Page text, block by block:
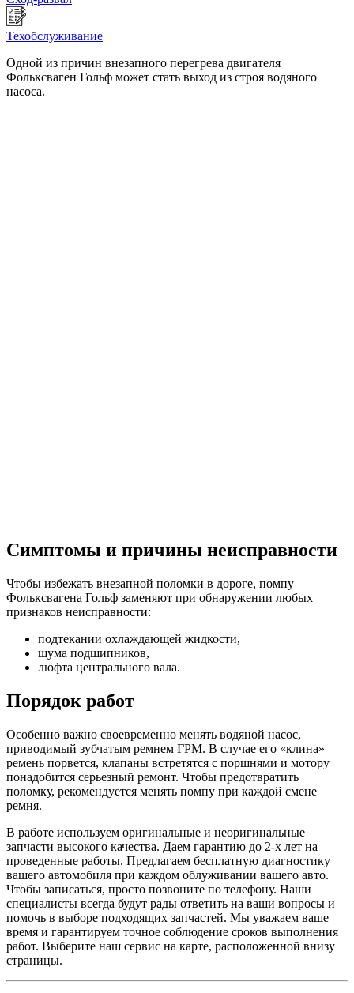
Техобслуживание
Одной из причин внезапного перегрева двигателя
Фольксваген Гольф может стать выход из строя водяного
насоса.
Симптомы и причины неисправности
Чтобы избежать внезапной поломки в дороге, помпу
Фольксвагена Гольф заменяют при обнаружении любых
признаков неисправности:
подтекании охлаждающей жидкости,
шума подшипников,
люфта центрального вала.
Порядок работ
Особенно важно своевременно менять водяной насос,
приводимый зубчатым ремнем ГРМ. В случае его «клина»
ремень порвется, клапаны встретятся с поршнями и мотору
понадобится серьезный ремонт. Чтобы предотвратить
поломку, рекомендуется менять помпу при каждой смене
ремня.
В работе используем оригинальные и неоригинальные
запчасти высокого качества. Даем гарантию до 2-х лет на
проведенные работы. Предлагаем бесплатную диагностику
вашего автомобиля при каждом облуживании вашего авто.
Чтобы записаться, просто позвоните по телефону. Наши
специалисты всегда будут рады ответить на ваши вопросы и
помочь в выборе подходящих запчастей. Мы уважаем ваше
время и гарантируем точное соблюдение сроков выполнения
работ. Выберите наш сервис на карте, расположенной внизу
страницы.